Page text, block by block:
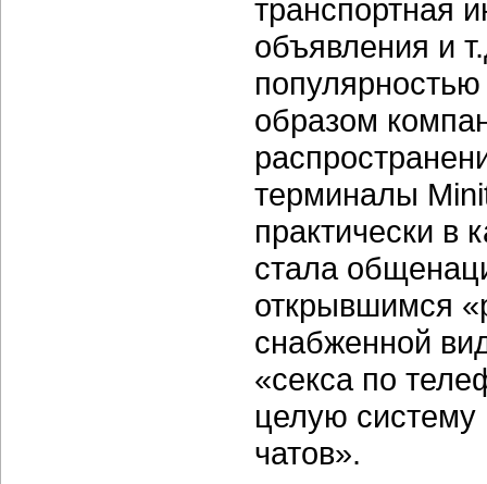
транспортная
объявления и
образом
терминалы
практически в
стала
открывшимся
снабженной
«секса по
целую систему
чатов».